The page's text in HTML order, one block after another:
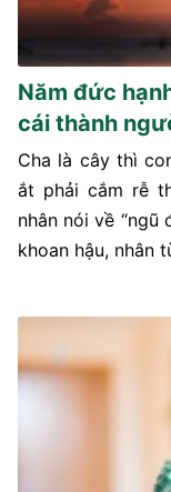
Năm đức
cái thành
Cha là cây thì
ắt phải cắm rễ
nhân nói về “ngũ
khoan hậu, nhân